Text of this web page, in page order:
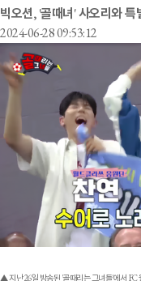
빅오션, '골때녀' 사오리와
2024-06-28 09:53:12
▲ 지난 26일 방송된 '골때리는 그녀들'에서 FC